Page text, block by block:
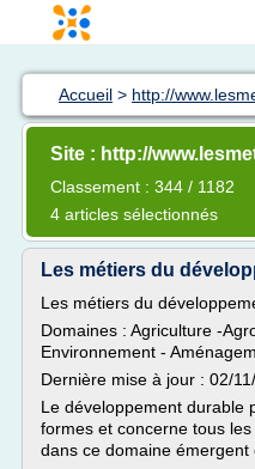
Accueil > http://
Site : http://
Classement : 344 / 1182
4 articles sélectionnés
Les métiers du
Les métiers du
Domaines : Agriculture -
Environnement -
Dernière mise à jour : 02/
Le développement durable
formes et concerne tous
dans ce domaine émergent